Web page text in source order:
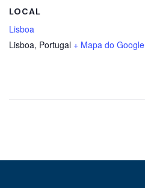
LOCAL
Lisboa
Lisboa, Portugal + Mapa do Google